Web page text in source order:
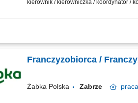
kierownik / kierowniczka / koordynator /
Główne zadania: Prowadzenie własnej
Franczyzobiorca /
Żabka Polska Zabrze praca